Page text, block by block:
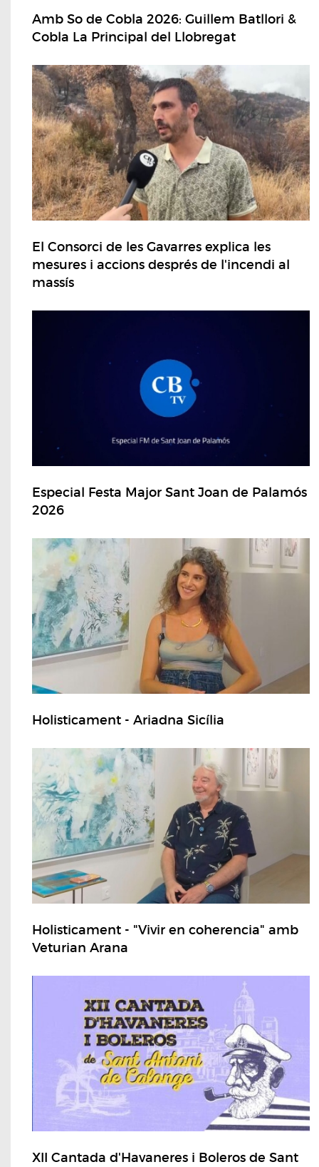
Amb So de Cobla 2026: Guillem Batllori &
Cobla La Principal del Llobregat
El Consorci de les Gavarres explica les
mesures i accions després de l'incendi al
massís
Especial Festa Major Sant Joan de Palamós
2026
Holisticament - Ariadna Sicília
Holisticament - "Vivir en coherencia" amb
Veturian Arana
XII Cantada d'Havaneres i Boleros de Sant